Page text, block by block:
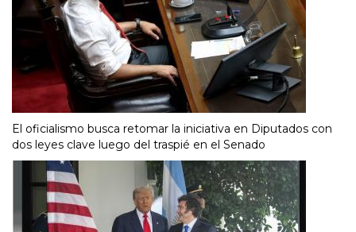
El oficialismo busca retomar la iniciativa en Diputados con
dos leyes clave luego del traspié en el Senado